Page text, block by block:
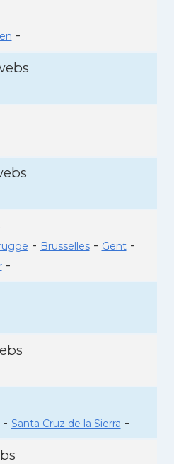
-
- Brusselles- Gent-
-
- Santa Cruz de la Sierra -